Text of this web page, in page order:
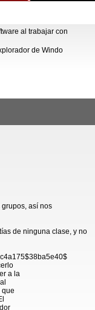
al trabajar con
de Windo
grupos, así nos
de ninguna clase, y no
a la
que